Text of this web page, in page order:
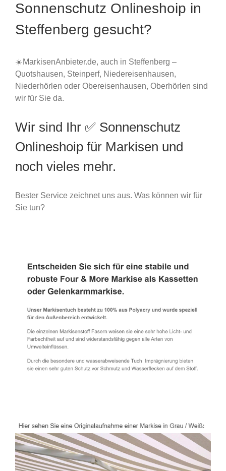
Sonnenschutz Onlineshoip in
Steffenberg gesucht?
☀️MarkisenAnbieter.de, auch in Steffenberg –
Quotshausen, Steinperf, Niedereisenhausen,
Niederhörlen oder Obereisenhausen, Oberhörlen sind
wir für Sie da.
Wir sind Ihr ✅ Sonnenschutz
Onlineshoip für Markisen und
noch vieles mehr.
Bester Service zeichnet uns aus. Was können wir für
Sie tun?